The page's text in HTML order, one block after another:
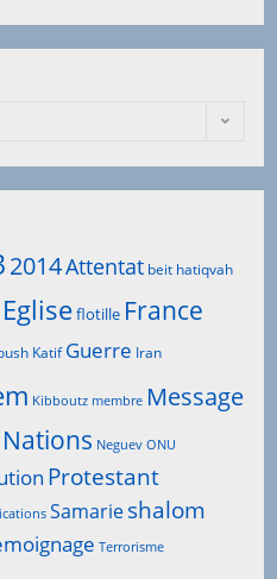
2014Attentat beit hatiqvah
Egliseflotille France
Katif Guerre Iran
Kibboutz membre Message
Nations Neguev ONU
Protestant
Samarieshalom
Terrorisme